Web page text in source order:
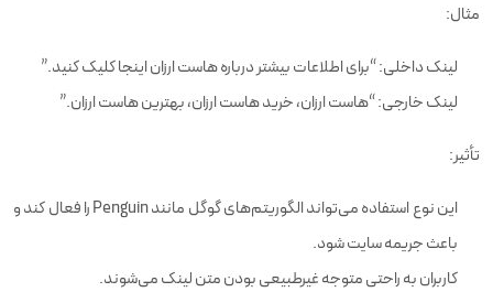
مثال:
لینک داخلی: “برای اطلاعات بیشتر درباره هاست ارزان اینجا کلیک کنید.”
لینک خارجی: “هاست ارزان، خرید هاست ارزان، بهترین هاست ارزان.”
تأثیر:
این نوع استفاده می‌تواند الگوریتم‌های گوگل مانند Penguin را فعال کند و
باعث جریمه سایت شود.
کاربران به راحتی متوجه غیرطبیعی بودن متن لینک می‌شوند.